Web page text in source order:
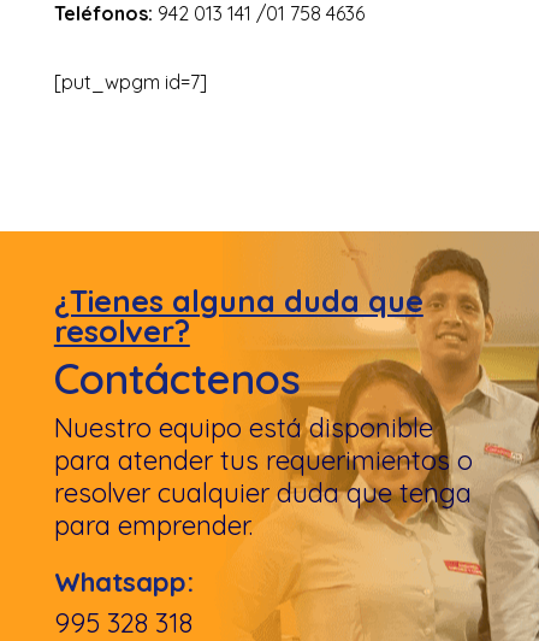
Teléfonos: 942 013 141 /01 758 4636
[put_wpgm id=7]
¿Tienes alguna duda que
resolver?
Contáctenos
Nuestro equipo está disponible
para atender tus requerimientos o
resolver cualquier duda que tenga
para emprender.
Whatsapp:
995 328 318